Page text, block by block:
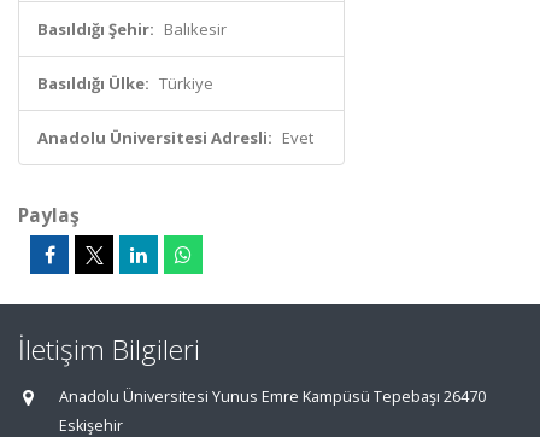
Basıldığı Şehir: Balıkesir
Basıldığı Ülke: Türkiye
Anadolu Üniversitesi Adresli: Evet
Paylaş
İletişim Bilgileri
Anadolu Üniversitesi Yunus Emre Kampüsü Tepebaşı 26470
Eskişehir